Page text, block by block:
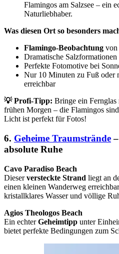
Flamingos am Salzsee – ein
Naturliebhaber.
Was diesen Ort so besonders
Flamingo-Beobachtung von
Dramatische
Perfekte Fotomotive bei
Nur 10 Minuten zu Fuß oder
erreichbar
💡 Profi-Tipp: Bringe ein Fernglas
frühen Morgen – die Flamingos
Licht ist perfekt für Fotos!
6. Geheime Traumstrände
absolute Ruhe
Cavo Paradiso Beach
Dieserversteckte Strand liegt an
einen kleinen Wanderweg
kristallklares Wasser und völlige
Agios Theologos Beach
Ein echterGeheimtipp unter
bietet perfekte Bedingungen zum